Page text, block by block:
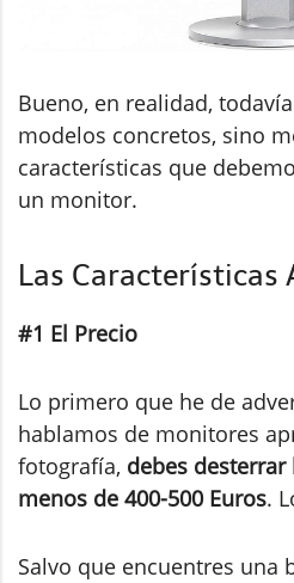
Bueno, en realidad,
modelos concretos, sino
características que
un monitor.
Las Características
#1 El Precio
Lo primero que he de
hablamos de monitores
fotografía, debes desterrar
menos de 400-500 Euros.
Salvo que encuentres una